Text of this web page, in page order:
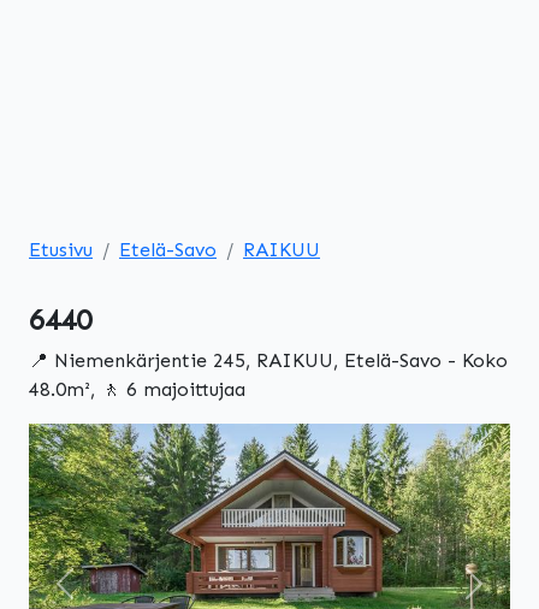
Etusivu Etelä-Savo RAIKUU
6440
📍 Niemenkärjentie 245, RAIKUU, Etelä-Savo - Koko
48.0m², 🚶 6 majoittujaa
Edellinen